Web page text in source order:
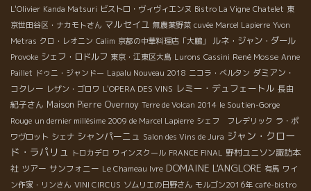
L'Olivier Kanda Matsuri ビストロ・ヴィヴィエンヌ Bistro La Vigne Chatelet 東
京世田谷区・ナカモトさん マルセイユ 無農薬野菜 cuvée Marcel Lapierre Yvon
Metras クロ・レオニン Calim 京都の中華料理店「大鵬」 ルネ・ジャン・ダール
Provoke シェフ・ロドルフ 東京・江東区大島 Lurons Cassini René Mosse Anne
Paillet ドゥニ・ジャンドー Lapalu Nouveau 2018 ニコラ・ベルタン ダミアン・
コクレー レザン・ゴロワ L'OPERA DES VINS レミー・デュフェートル 長由
紀子さん Maison Pierre Overnoy Terre de Volcan 2014 le Soutien-Gorge
Rouge un dernier millésime 2009 de Marcel Lapierre シェフ フレデリック ラ・ポ
ワヴロット シェナ シャンパーニュ Salon des Vins de Jura ジャン・クロー
ド・ラパリュ トロカデロ ワインスクール FRANCE FINAL 野村ユニソン諏訪本
社 ツアー サンフォニー Le Chameau Ivre DOMAINE L'ANGLORE 有馬 ワイ
ン作家・リンさん VINI CIRCUS ソムリエの日野さん モルゴン2016年 café-bistro